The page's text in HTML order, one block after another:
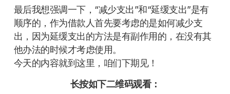
最后我想强调一下，“减少支出”和“延缓支出”是有
顺序的，作为借款人首先要考虑的是如何减少支
出，因为延缓支出的方法是有副作用的，在没有其
他办法的时候才考虑使用。
今天的内容就到这里，咱们下期见！
长按如下二维码观看：